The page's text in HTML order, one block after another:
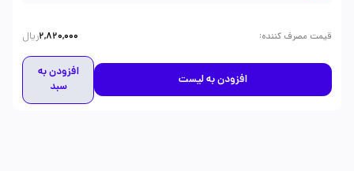
قیمت مصرف کننده:
2,820,000ریال
افزودن به لیست
افزودن به
سبد